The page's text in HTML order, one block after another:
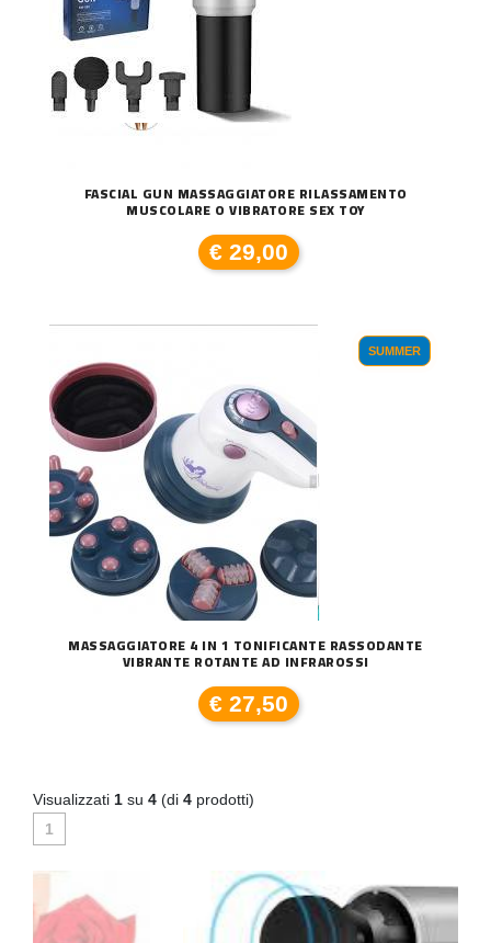
FASCIAL GUN MASSAGGIATORE RILASSAMENTO
MUSCOLARE O VIBRATORE SEX TOY
€ 29,00
SUMMER
MASSAGGIATORE 4 IN 1 TONIFICANTE RASSODANTE
VIBRANTE ROTANTE AD INFRAROSSI
€ 27,50
Visualizzati 1 su 4 (di 4 prodotti)
1